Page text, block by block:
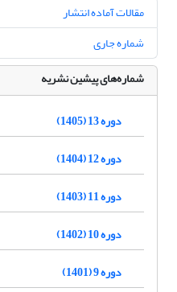
مقالات آماده انتشار
شماره جاری
شماره‌های پیشین نشریه
دوره 13 (1405)
دوره 12 (1404)
دوره 11 (1403)
دوره 10 (1402)
دوره 9 (1401)